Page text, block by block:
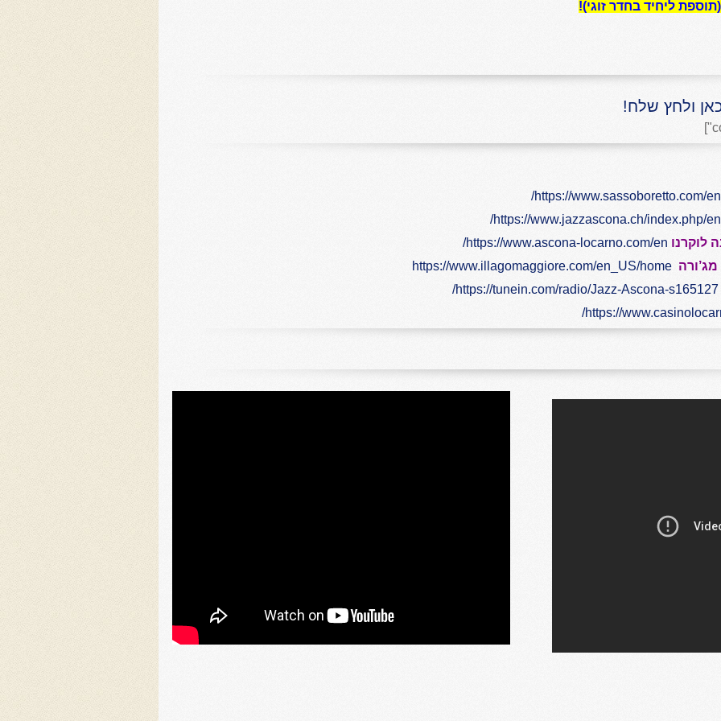
ולחץ שלח!
https://www.sassoboretto.com/en/
https://www.jazzascona.ch/index.php/en/
לוקרנו https://www.ascona-locarno.com/en/
https://www.illagomaggiore.com/en_US/home
https://tunein.com/radio/Jazz-Ascona-s165127/
https://